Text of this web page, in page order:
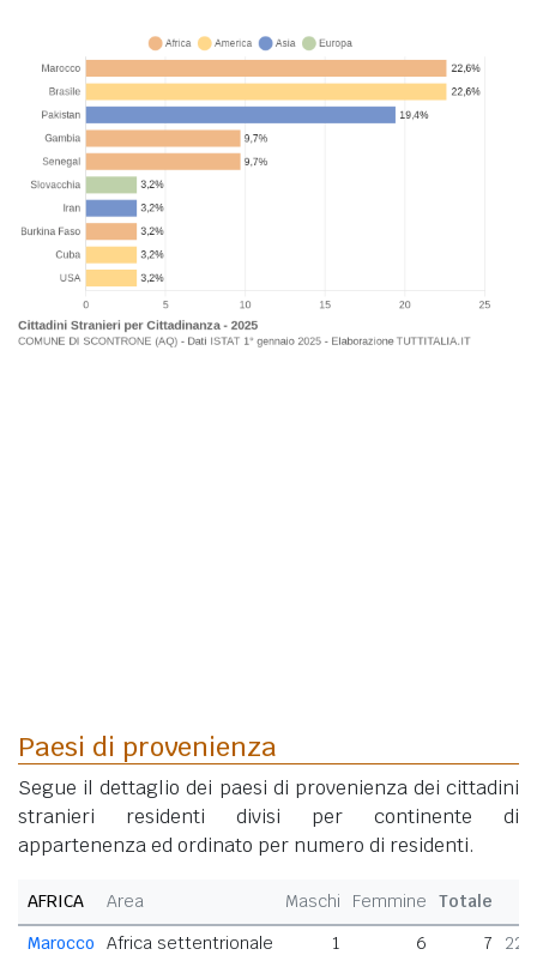
Paesi di provenienza
Segue il dettaglio dei paesi di provenienza dei cittadini
stranieri residenti divisi per continente di
appartenenza ed ordinato per numero di residenti.
AFRICA Area Maschi Femmine
Totale
Marocco
Africa settentrionale 1 6 7